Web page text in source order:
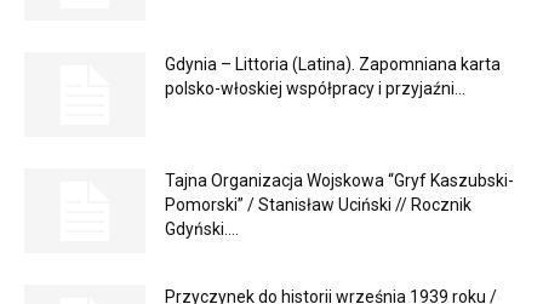
Gdynia – Littoria (Latina). Zapomniana karta
polsko-włoskiej współpracy i przyjaźni...
Tajna Organizacja Wojskowa “Gryf Kaszubski-
Pomorski” / Stanisław Uciński // Rocznik
Gdyński....
Przyczynek do historii września 1939 roku /